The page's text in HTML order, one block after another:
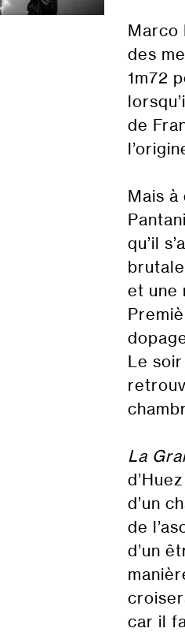
Marco
des
1m72
de
Mais à
qu’il
et une
Le
La
d’un
de
d’un
car il